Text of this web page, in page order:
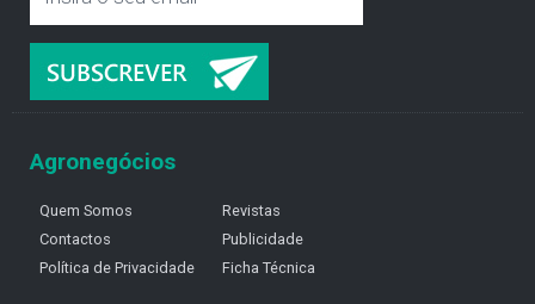
Agronegócios
Quem Somos
Contactos
Política de Privacidade
Revistas
Publicidade
Ficha Técnica